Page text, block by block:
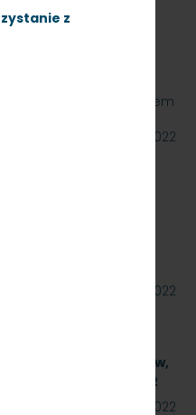
z
rozszerzenia o
Sp. z o.o.
którego przedmiotem
czystości w…
23 września 2022
naprawy
P4 pojazdów
zadania.
23 września 2022
podzespołów,
SKMMU.086.39A.22
12 września 2022